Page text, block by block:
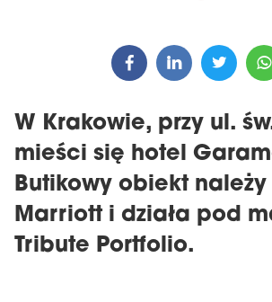
W Krakowie, przy ul.
mieści się hotel
Butikowy obiekt
Marriott i działa pod
Tribute Portfolio.